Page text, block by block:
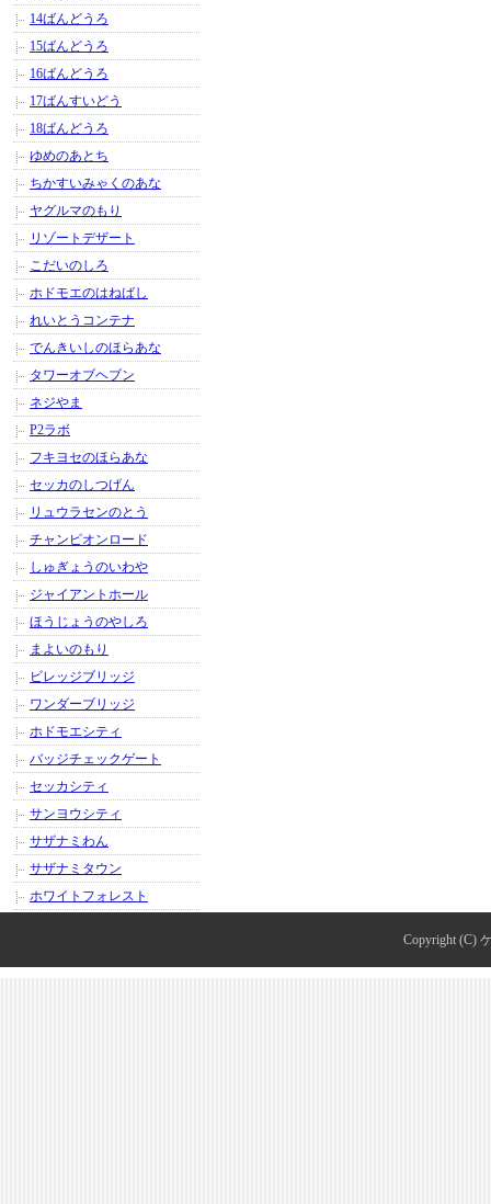
14ばんどうろ
15ばんどうろ
16ばんどうろ
17ばんすいどう
18ばんどうろ
ゆめのあとち
ちかすいみゃくのあな
ヤグルマのもり
リゾートデザート
こだいのしろ
ホドモエのはねばし
れいとうコンテナ
でんきいしのほらあな
タワーオブヘブン
ネジやま
P2ラボ
フキヨセのほらあな
セッカのしつげん
リュウラセンのとう
チャンピオンロード
しゅぎょうのいわや
ジャイアントホール
ほうじょうのやしろ
まよいのもり
ビレッジブリッジ
ワンダーブリッジ
ホドモエシティ
バッジチェックゲート
セッカシティ
サンヨウシティ
サザナミわん
サザナミタウン
ホワイトフォレスト
Copyright (C)